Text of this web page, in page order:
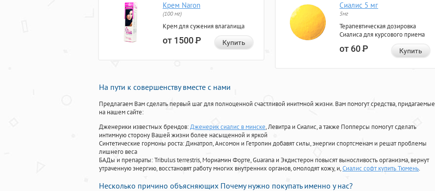
Крем Naron
(100 мг)
Крем для сужения влагалища
от 1500Р Купить
Сиалис 5 мг
5мг
Терапевтическая дозировка
Сиалиса для курсового приема
от 60Р Купить
На пути к совершенству вместе с нами
Предлагаем Вам сделать первый шаг для полноценной счастливой инитмной жизни. Вам помогут средства, придагаемые
на нашем сайте:
Дженерики известных брендов:Дженерик сиалис в минске, Левитра и Сиалис, а также Попперсы помогут сделать
интимную сторону Вашей жизни более насыщенной и яркой
Синтетические гормоны роста: Динатроп, Ансомон и Гетропин добавят силы, энергии спортсменам и решат проблемы
лишнего веса
БАДы и препараты:Tribulus terrestris, Мориамин Форте, Guarana и Экдистерон повысят выносливость организма, вернут
утраченную энергию, восстановят работу многих внутренних органов, омолодят кожу, и,Сиалис софт купить Тюмень.
Несколько причино объясняющих Почему нужно покупать именно у нас?